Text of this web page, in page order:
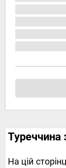
Туреччина
На цій